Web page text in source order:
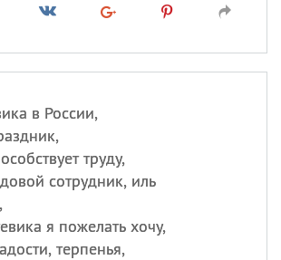
в России,
труду,
сотрудник, иль
я пожелать хочу,
терпенья,